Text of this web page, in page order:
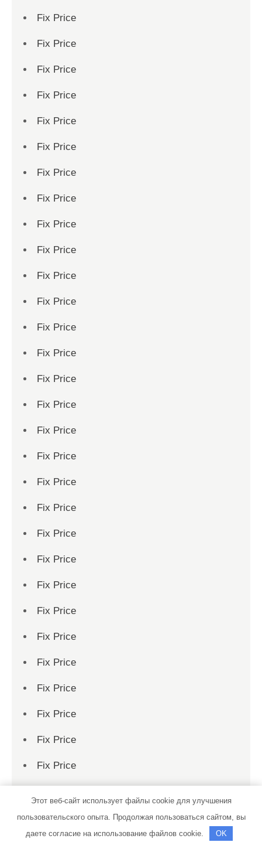
Fix Price
Fix Price
Fix Price
Fix Price
Fix Price
Fix Price
Fix Price
Fix Price
Fix Price
Fix Price
Fix Price
Fix Price
Fix Price
Fix Price
Fix Price
Fix Price
Fix Price
Fix Price
Fix Price
Fix Price
Fix Price
Fix Price
Fix Price
Fix Price
Fix Price
Fix Price
Fix Price
Fix Price
Fix Price
Fix Price
Fix Price
Этот веб-сайт использует файлы cookie для улучшения
пользовательского опыта. Продолжая пользоваться сайтом, вы
даете согласие на использование файлов cookie.
OK